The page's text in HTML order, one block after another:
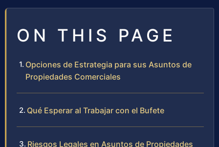
ON THIS PAGE
Opciones de Estrategia para sus Asuntos de
Propiedades Comerciales
Qué Esperar al Trabajar con el Bufete
Riesgos Legales en Asuntos de Propiedades